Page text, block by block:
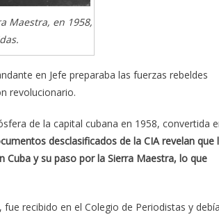
Maestra, en 1958,
en Jefe preparaba las fuerzas rebeldes
revolucionario.
de la capital cubana en 1958, convertida
desclasificados de la CIA revelan que
y su paso por la Sierra Maestra, lo que
recibido en el Colegio de Periodistas y debía